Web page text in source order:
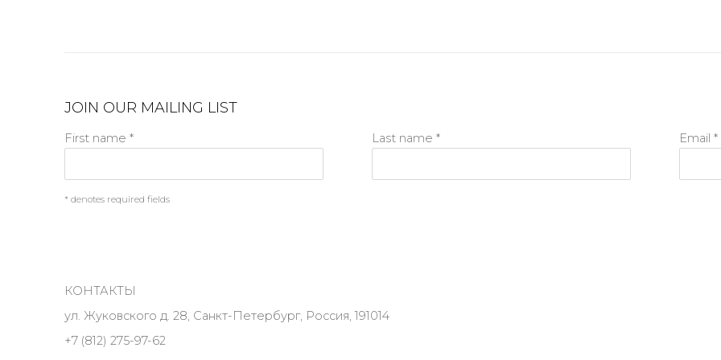
JOIN OUR MAILING LIST
First name * Last name * Email *
* denotes required fields
КОНТАКТЫ
ул. Жуковского д. 28, Санкт-Петербург, Россия, 191014
+7 (812) 275-97-62